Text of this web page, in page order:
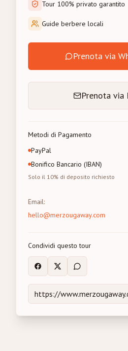
Tour 100% privato garantito
Guide berbere locali
Prenota via
Prenota via
Metodi di Pagamento
PayPal
Bonifico Bancario (IBAN)
Solo il 10% di deposito richiesto
Email:
hello@merzougaway.com
Condividi questo tour